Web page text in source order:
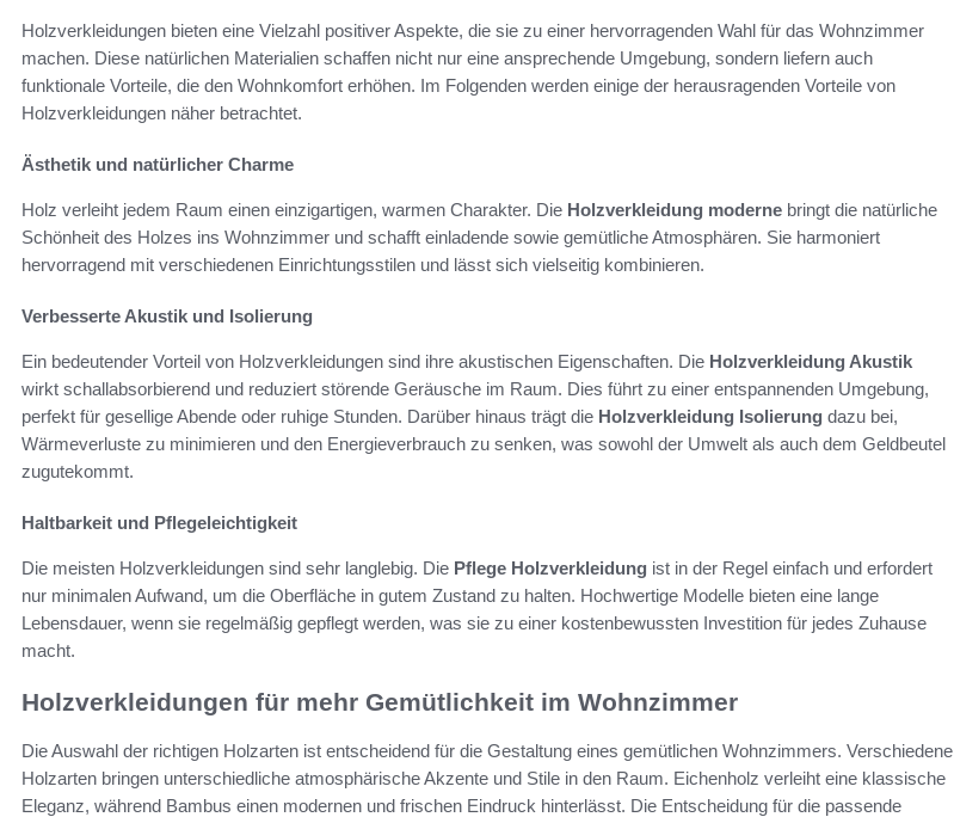
Holzverkleidungen bieten eine Vielzahl positiver Aspekte, die sie zu einer hervorragenden Wahl für das Wohnzimmer
machen. Diese natürlichen Materialien schaffen nicht nur eine ansprechende Umgebung, sondern liefern auch
funktionale Vorteile, die den Wohnkomfort erhöhen. Im Folgenden werden einige der herausragenden Vorteile von
Holzverkleidungen näher betrachtet.
Ästhetik und natürlicher Charme
Holz verleiht jedem Raum einen einzigartigen, warmen Charakter. Die Holzverkleidung moderne bringt die natürliche
Schönheit des Holzes ins Wohnzimmer und schafft einladende sowie gemütliche Atmosphären. Sie harmoniert
hervorragend mit verschiedenen Einrichtungsstilen und lässt sich vielseitig kombinieren.
Verbesserte Akustik und Isolierung
Ein bedeutender Vorteil von Holzverkleidungen sind ihre akustischen Eigenschaften. Die Holzverkleidung Akustik
wirkt schallabsorbierend und reduziert störende Geräusche im Raum. Dies führt zu einer entspannenden Umgebung,
perfekt für gesellige Abende oder ruhige Stunden. Darüber hinaus trägt die Holzverkleidung Isolierung dazu bei,
Wärmeverluste zu minimieren und den Energieverbrauch zu senken, was sowohl der Umwelt als auch dem Geldbeutel
zugutekommt.
Haltbarkeit und Pflegeleichtigkeit
Die meisten Holzverkleidungen sind sehr langlebig. Die Pflege Holzverkleidung ist in der Regel einfach und erfordert
nur minimalen Aufwand, um die Oberfläche in gutem Zustand zu halten. Hochwertige Modelle bieten eine lange
Lebensdauer, wenn sie regelmäßig gepflegt werden, was sie zu einer kostenbewussten Investition für jedes Zuhause
macht.
Holzverkleidungen für mehr Gemütlichkeit im Wohnzimmer
Die Auswahl der richtigen Holzarten ist entscheidend für die Gestaltung eines gemütlichen Wohnzimmers. Verschiedene
Holzarten bringen unterschiedliche atmosphärische Akzente und Stile in den Raum. Eichenholz verleiht eine klassische
Eleganz, während Bambus einen modernen und frischen Eindruck hinterlässt. Die Entscheidung für die passende